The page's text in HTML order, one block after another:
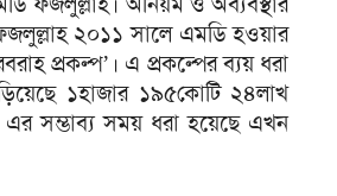
২০১১ সালে এমডি হওয়ার
প্রকল্প’। এ প্রকল্পের ব্যয় ধরা
১হাজার ১৯৫কোটি ২৪লাখ
সম্ভাব্য সময় ধরা হয়েছে এখন